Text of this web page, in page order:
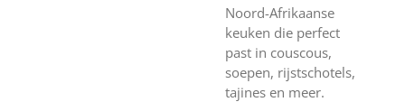
Noord-Afrikaanse
keuken die perfect
past in couscous,
soepen, rijstschotels,
tajines en meer.